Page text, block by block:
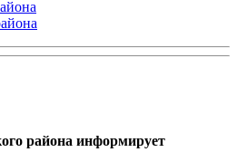
района информирует